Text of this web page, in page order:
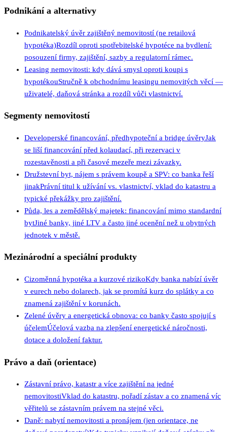
Podnikání a alternativy
Podnikatelský úvěr zajištěný nemovitostí (ne retailová
hypotéka)Rozdíl oproti spotřebitelské hypotéce na bydlení:
posouzení firmy, zajištění, sazby a regulatorní rámec.
Leasing nemovitosti: kdy dává smysl oproti koupi s
hypotékouStručně k obchodnímu leasingu nemovitých věcí —
uživatelé, daňová stránka a rozdíl vůči vlastnictví.
Segmenty nemovitostí
Developerské financování, předhypoteční a bridge úvěryJak
se liší financování před kolaudací, při rezervaci v
rozestavěnosti a při časové mezeře mezi závazky.
Družstevní byt, nájem s právem koupě a SPV: co banka řeší
jinakPrávní titul k užívání vs. vlastnictví, vklad do katastru a
typické překážky pro zajištění.
Půda, les a zemědělský majetek: financování mimo standardní
bytJiné banky, jiné LTV a často jiné ocenění než u obytných
jednotek v městě.
Mezinárodní a speciální produkty
Cizoměnná hypotéka a kurzové rizikoKdy banka nabízí úvěr
v eurech nebo dolarech, jak se promítá kurz do splátky a co
znamená zajištění v korunách.
Zelené úvěry a energetická obnova: co banky často spojují s
účelemÚčelová vazba na zlepšení energetické náročnosti,
dotace a doložení faktur.
Právo a daň (orientace)
Zástavní právo, katastr a více zajištění na jedné
nemovitostiVklad do katastru, pořadí zástav a co znamená víc
věřitelů se zástavním právem na stejné věci.
Daně: nabytí nemovitosti a pronájem (jen orientace, ne